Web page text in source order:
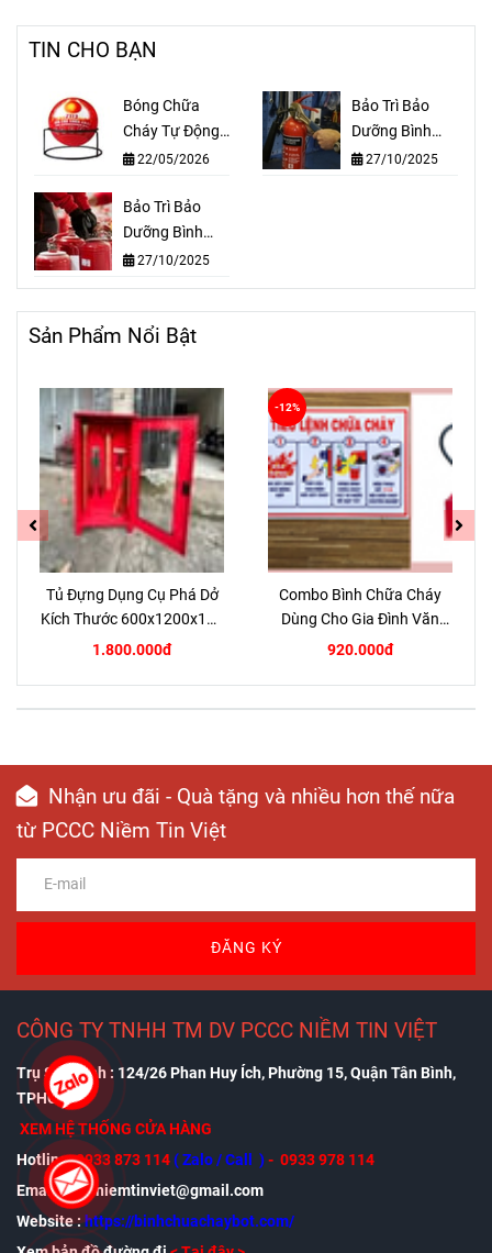
TIN CHO BẠN
Bóng Chữa
Cháy Tự Động
Z113
22/05/2026
Bảo Trì Bảo
Dưỡng Bình
Chữa Cháy Tại
27/10/2025
Bảo Trì Bảo
Dưỡng Bình
Chữa Cháy Tại
TPHCM
27/10/2025
Sản Phẩm Nổi Bật
Tủ Đựng Dụng Cụ Phá Dở
Kích Thước 600x1200x180
8zem
1.800.000đ
Combo Bình Chữa Cháy
Dùng Cho Gia Đình Văn
Phòng
920.000đ
-12%
Nhận ưu đãi - Quà tặng và nhiều hơn thế nữa
từ PCCC Niềm Tin Việt
ĐĂNG KÝ
CÔNG TY TNHH TM DV PCCC NIỀM TIN VIỆT
Trụ Sở Chính : 124/26 Phan Huy Ích, Phường 15, Quận Tân Bình,
TPHCM
XEM HỆ THỐNG CỬA HÀNG
Hotline:0933 873 114( Zalo / Call )- 0933 978 114
Email: pcccniemtinviet@gmail.com
Website :https://binhchuachaybot.com/